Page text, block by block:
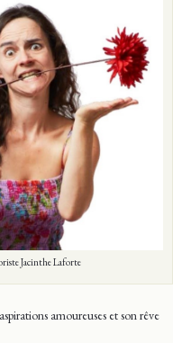
Jacinthe Laforte
amoureuses et son rêve